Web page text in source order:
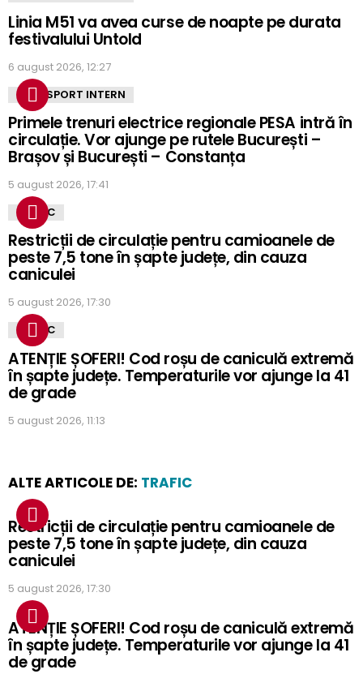
Linia M51 va avea curse de noapte pe durata
festivalului Untold
6 august 2026, 12:27
TRANSPORT INTERN
Primele trenuri electrice regionale PESA intră în
circulație. Vor ajunge pe rutele București –
Brașov și București – Constanța
5 august 2026, 17:41
TRAFIC
Restricții de circulație pentru camioanele de
peste 7,5 tone în șapte județe, din cauza
caniculei
5 august 2026, 17:30
TRAFIC
ATENȚIE ȘOFERI! Cod roșu de caniculă extremă
în șapte județe. Temperaturile vor ajunge la 41
de grade
5 august 2026, 11:13
ALTE ARTICOLE DE: TRAFIC
Restricții de circulație pentru camioanele de
peste 7,5 tone în șapte județe, din cauza
caniculei
5 august 2026, 17:30
ATENȚIE ȘOFERI! Cod roșu de caniculă extremă
în șapte județe. Temperaturile vor ajunge la 41
de grade